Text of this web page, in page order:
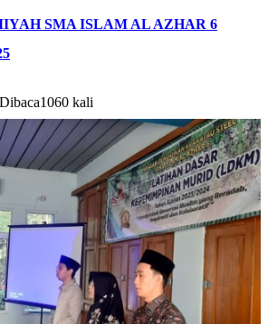
SMA ISLAM AL AZHAR 6
kali